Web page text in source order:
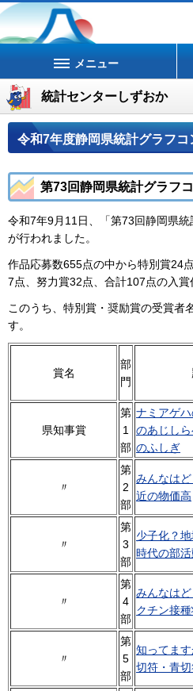
メニュー
統計センターしずおか
令和7年度静岡県統計グラフ
第73回静岡県統計グラフ
令和7年9月11日、「第73回静岡県
が行われました。
作品応募数655点の中から特別賞24
7点、努力賞32点、合計107点の入賞
このうち、特別賞・奨励賞の受賞者
す。
賞名
部
門
県知事賞
第
1
部
ナミアゲ
のあじし
のふしぎ
〃
第
2
部
みんなは
近の物価高
〃
第
3
部
少子化？
時代の部活
〃
第
4
部
みんなは
クチン接
〃
第
5
部
知ってま
切符・青